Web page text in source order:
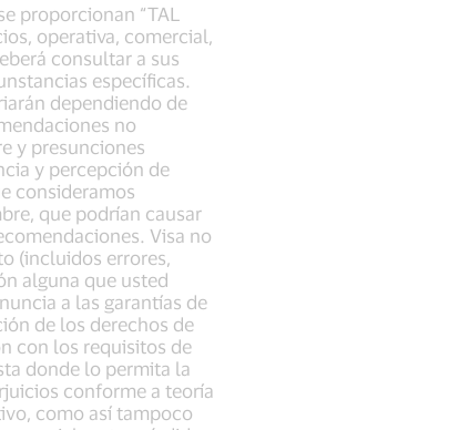
proporcionan “TAL
operativa, comercial,
consultar a sus
específicas.
dependiendo de
no
y presunciones
y percepción de
consideramos
que podrían causar
Visa no
(incluidos errores,
alguna que usted
a las garantías de
de los derechos de
con los requisitos de
donde lo permita la
conforme a teoría
como así tampoco